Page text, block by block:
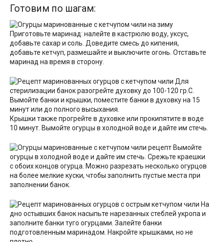
Готовим по шагам:
Приготовьте маринад: налейте в кастрюлю воду, уксус,
добавьте сахар и соль. Доведите смесь до кипения,
добавьте кетчуп, размешайте и выключите огонь. Отставьте
маринад на время в сторону.
Для
стерилизации банок разогрейте духовку до 100-120 гр.С.
Вымойте банки и крышки, поместите банки в духовку на 15
минут или до полного высыхания.
Крышки также прогрейте в духовке или прокипятите в воде
10 минут. Вымойте огурцы в холодной воде и дайте им стечь.
Вымойте
огурцы в холодной воде и дайте им стечь. Срежьте краешки
с обоих концов огурца. Можно разрезать несколько огурцов
на более мелкие куски, чтобы заполнить пустые места при
заполнении банок.
На
дно остывших банок насыпьте нарезанных стеблей укропа и
заполните банки туго огурцами. Залейте банки
подготовленным маринадом. Накройте крышками, но не